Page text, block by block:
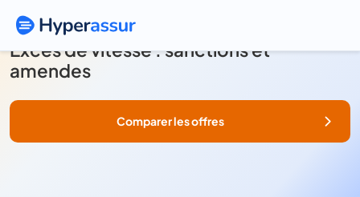
Excès de vitesse : sanctions et
amendes
Comparer les offres